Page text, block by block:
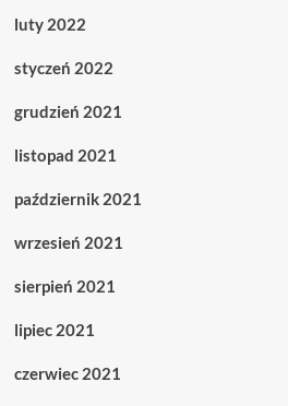
luty 2022
styczeń 2022
grudzień 2021
listopad 2021
październik 2021
wrzesień 2021
sierpień 2021
lipiec 2021
czerwiec 2021